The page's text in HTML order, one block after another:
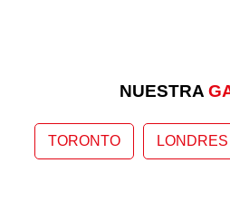
NUESTRA
TORONTO LONDRES